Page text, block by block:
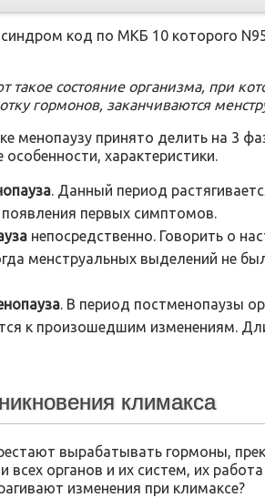
код по МКБ 10 которого
такое состояние организма, при
гормонов, заканчиваются
менопаузу принято делить на 3
характеристики.
. Данный период
первых симптомов.
непосредственно. Говорить о
менструальных выделений не
. В период постменопаузы
к произошедшим изменениям.
климакса
вырабатывать гормоны,
всех органов и их систем, их
изменения при климаксе?